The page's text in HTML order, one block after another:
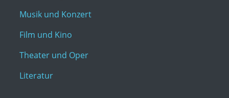
Musik und Konzert
Film und Kino
Theater und Oper
Literatur